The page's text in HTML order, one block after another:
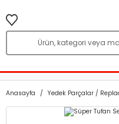
Anasayfa Yedek Parçalar /